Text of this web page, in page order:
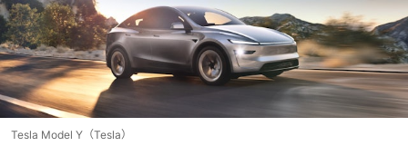
Tesla Model Y（Tesla）